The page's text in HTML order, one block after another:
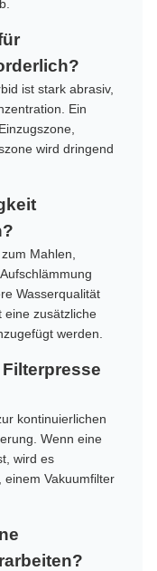
ist stark abrasiv,
Ein
wird dringend
Mahlen,
Wasserqualität
eine zusätzliche
werden.
kontinuierlichen
Wenn eine
wird es
einem Vakuumfilter